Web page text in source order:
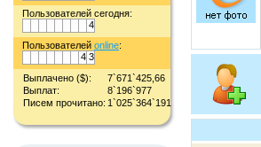
Пользователей сегодня:
4
Пользователей online:
4 3
Выплачено ($):
7`671`425,66
Выплат:
8`196`977
Писем прочитано: 1`025`364`191